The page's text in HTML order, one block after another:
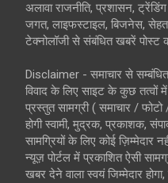
अलावा राजनीति, प्रशासन,
जगत, लाइफस्टाइल, बिजनेस, सेहत,
टेक्नोलॉजी से संबंधित खबरें पोस्ट
Disclaimer - समाचार से
विवाद के लिए साइट के कुछ तत्वों में
प्रस्तुत सामग्री ( समाचार / फोटो
होगी स्वामी, मुद्रक, प्रकाशक,
सामग्रियों के लिए कोई ज़िम्मेदार
न्यूज़ पोर्टल में प्रकाशित ऐसी
खबर देने वाला स्वयं जिम्मेदार